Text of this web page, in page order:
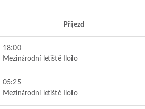
Příjezd
18:00
Mezinárodní letiště Iloilo
05:25
Mezinárodní letiště Iloilo